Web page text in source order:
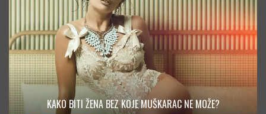
KAKO BITI ŽENA BEZ KOJE MUŠKARAC NE MOŽE?